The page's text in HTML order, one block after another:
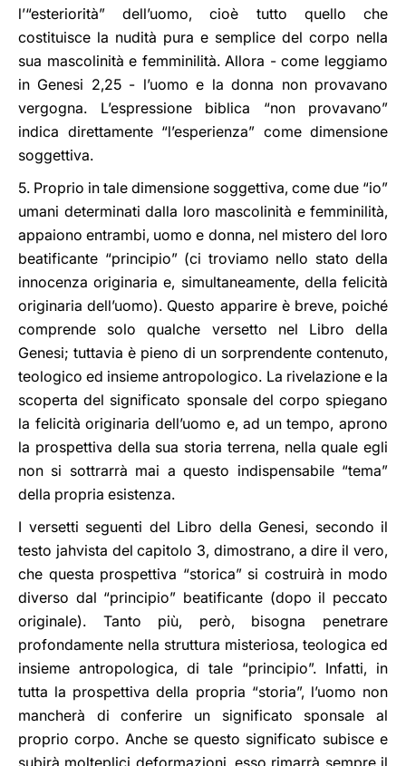
l’“esteriorità” dell’uomo, cioè tutto quello che
costituisce la nudità pura e semplice del corpo nella
sua mascolinità e femminilità. Allora - come leggiamo
in Genesi 2,25 - l’uomo e la donna non provavano
vergogna. L’espressione biblica “non provavano”
indica direttamente “l’esperienza” come dimensione
soggettiva.
5. Proprio in tale dimensione soggettiva, come due “io”
umani determinati dalla loro mascolinità e femminilità,
appaiono entrambi, uomo e donna, nel mistero del loro
beatificante “principio” (ci troviamo nello stato della
innocenza originaria e, simultaneamente, della felicità
originaria dell’uomo). Questo apparire è breve, poiché
comprende solo qualche versetto nel Libro della
Genesi; tuttavia è pieno di un sorprendente contenuto,
teologico ed insieme antropologico. La rivelazione e la
scoperta del significato sponsale del corpo spiegano
la felicità originaria dell’uomo e, ad un tempo, aprono
la prospettiva della sua storia terrena, nella quale egli
non si sottrarrà mai a questo indispensabile “tema”
della propria esistenza.
I versetti seguenti del Libro della Genesi, secondo il
testo jahvista del capitolo 3, dimostrano, a dire il vero,
che questa prospettiva “storica” si costruirà in modo
diverso dal “principio” beatificante (dopo il peccato
originale). Tanto più, però, bisogna penetrare
profondamente nella struttura misteriosa, teologica ed
insieme antropologica, di tale “principio”. Infatti, in
tutta la prospettiva della propria “storia”, l’uomo non
mancherà di conferire un significato sponsale al
proprio corpo. Anche se questo significato subisce e
subirà molteplici deformazioni, esso rimarrà sempre il